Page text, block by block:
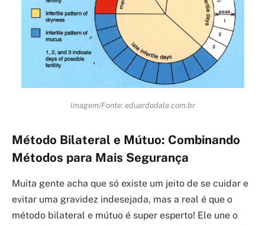
Imagem/Fonte: eduardodale.com.br
Método Bilateral e Mútuo: Combinando
Métodos para Mais Segurança
Muita gente acha que só existe um jeito de se cuidar e
evitar uma gravidez indesejada, mas a real é que o
método bilateral e mútuo é super esperto! Ele une o